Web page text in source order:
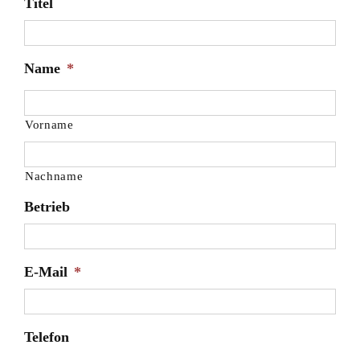
Titel
Name *
Vorname
Nachname
Betrieb
E-Mail *
Telefon